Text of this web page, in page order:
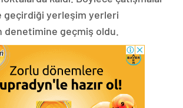
geçirdiği yerleşim yerleri
denetimine geçmiş oldu.